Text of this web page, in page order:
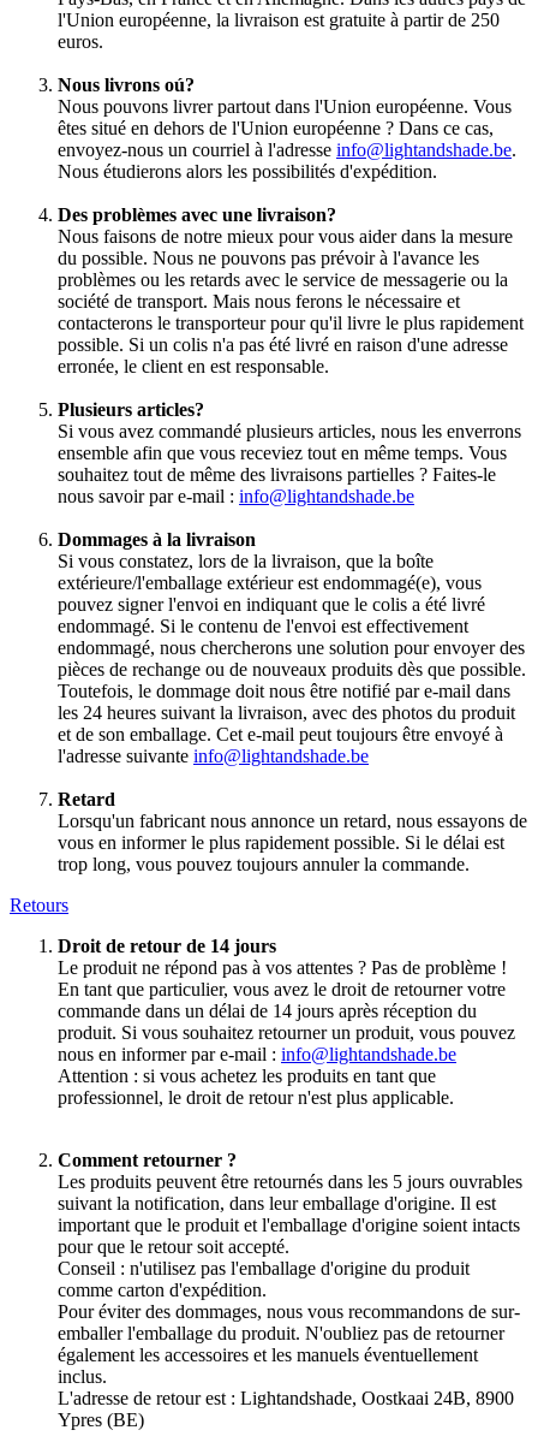
l'Union européenne, la livraison est gratuite à partir de 250
euros.
Nous livrons oú?
Nous pouvons livrer partout dans l'Union européenne. Vous
êtes situé en dehors de l'Union européenne ? Dans ce cas,
envoyez-nous un courriel à l'adresse info@lightandshade.be.
Nous étudierons alors les possibilités d'expédition.
Des problèmes avec une livraison?
Nous faisons de notre mieux pour vous aider dans la mesure
du possible. Nous ne pouvons pas prévoir à l'avance les
problèmes ou les retards avec le service de messagerie ou la
société de transport. Mais nous ferons le nécessaire et
contacterons le transporteur pour qu'il livre le plus rapidement
possible. Si un colis n'a pas été livré en raison d'une adresse
erronée, le client en est responsable.
Plusieurs articles?
Si vous avez commandé plusieurs articles, nous les enverrons
ensemble afin que vous receviez tout en même temps. Vous
souhaitez tout de même des livraisons partielles ? Faites-le
nous savoir par e-mail : info@lightandshade.be
Dommages à la livraison
Si vous constatez, lors de la livraison, que la boîte
extérieure/l'emballage extérieur est endommagé(e), vous
pouvez signer l'envoi en indiquant que le colis a été livré
endommagé. Si le contenu de l'envoi est effectivement
endommagé, nous chercherons une solution pour envoyer des
pièces de rechange ou de nouveaux produits dès que possible.
Toutefois, le dommage doit nous être notifié par e-mail dans
les 24 heures suivant la livraison, avec des photos du produit
et de son emballage. Cet e-mail peut toujours être envoyé à
l'adresse suivante info@lightandshade.be
Retard
Lorsqu'un fabricant nous annonce un retard, nous essayons de
vous en informer le plus rapidement possible. Si le délai est
trop long, vous pouvez toujours annuler la commande.
Retours
Droit de retour de 14 jours
Le produit ne répond pas à vos attentes ? Pas de problème !
En tant que particulier, vous avez le droit de retourner votre
commande dans un délai de 14 jours après réception du
produit. Si vous souhaitez retourner un produit, vous pouvez
nous en informer par e-mail : info@lightandshade.be
Attention : si vous achetez les produits en tant que
professionnel, le droit de retour n'est plus applicable.
Comment retourner ?
Les produits peuvent être retournés dans les 5 jours ouvrables
suivant la notification, dans leur emballage d'origine. Il est
important que le produit et l'emballage d'origine soient intacts
pour que le retour soit accepté.
Conseil : n'utilisez pas l'emballage d'origine du produit
comme carton d'expédition.
Pour éviter des dommages, nous vous recommandons de sur-
emballer l'emballage du produit. N'oubliez pas de retourner
également les accessoires et les manuels éventuellement
inclus.
L'adresse de retour est : Lightandshade, Oostkaai 24B, 8900
Ypres (BE)